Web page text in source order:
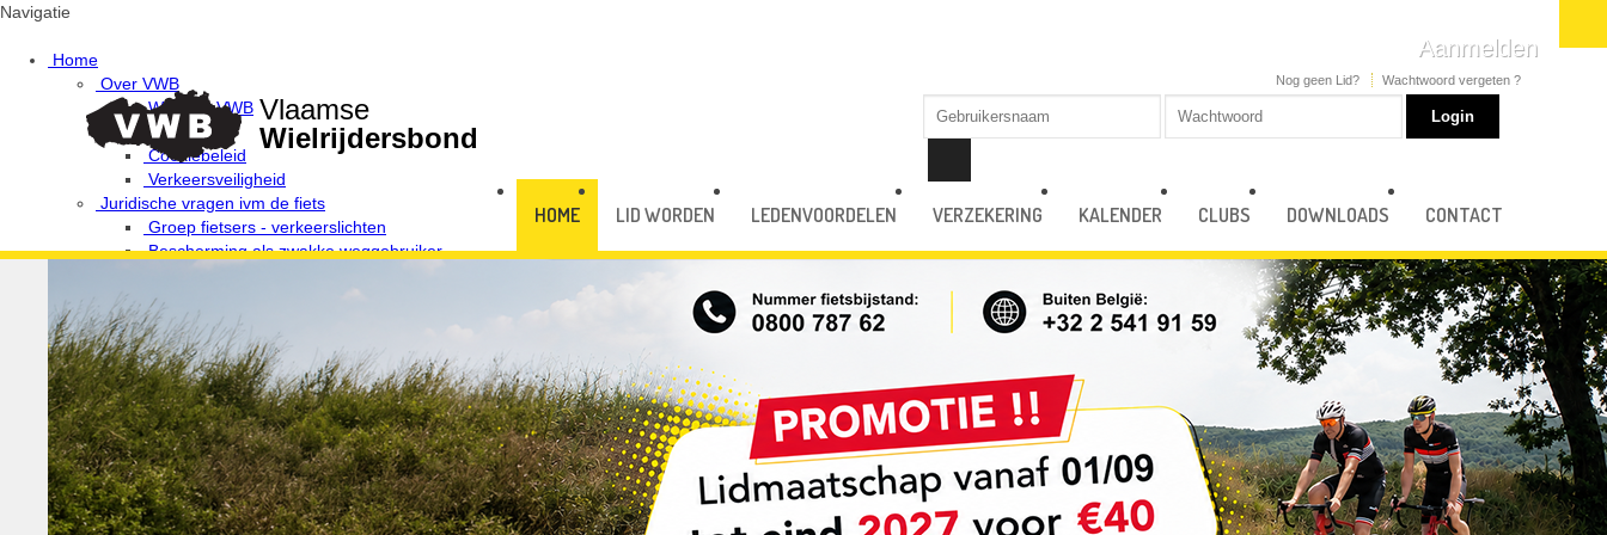
Navigatie
Aanmelden
Home
Over VWB
Waarom VWB
Privacy
Cookiebeleid
Verkeersveiligheid
Juridische vragen ivm de fiets
Groep fietsers - verkeerslichten
Bescherming als zwakke weggebruiker
Ethiek / Integriteit / Verkeersregels
Fiets Wijs!
Campagne Fietsen in harmonie
De 10 geboden van de wielertoerist / MTB'er
Verkeerswetgeving voor fietsers
Antidoping
Verantwoordelijke Integriteit / Ethiek
Media & wedstrijden
VWB Foto-Challenges
Foto-challenge 2020
Vlaamse
Wielrijdersbond
Nog geen Lid? Wachtwoord vergeten ?
HOME LID WORDEN LEDENVOORDELEN VERZEKERING KALENDER CLUBS DOWNLOADS CONTACT